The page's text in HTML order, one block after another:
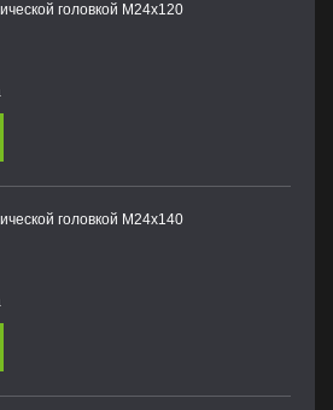
головкой М24х120
головкой М24х140